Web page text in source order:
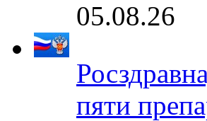
05.08.26
пяти